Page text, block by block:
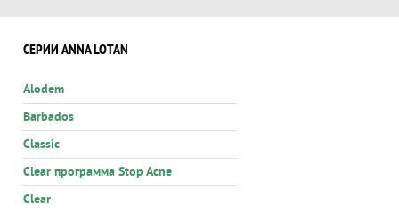
СЕРИИ ANNA LOTAN
Alodem
Barbados
Classic
Clear программа Stop Acne
Clear